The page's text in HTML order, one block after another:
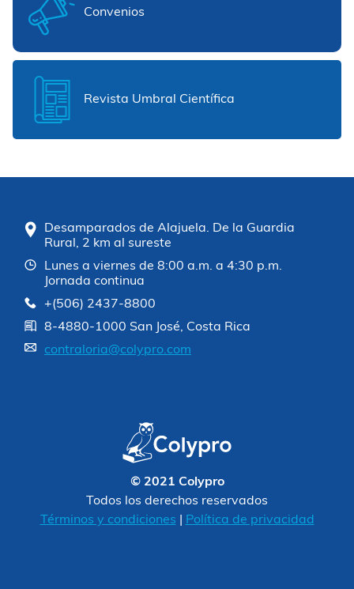
Convenios
Revista Umbral Científica
Desamparados de Alajuela. De la Guardia
Rural, 2 km al sureste
Lunes a viernes de 8:00 a.m. a 4:30 p.m.
Jornada continua
+(506) 2437-8800
8-4880-1000 San José, Costa Rica
contraloria@colypro.com
© 2021 Colypro
Todos los derechos reservados
Términos y condiciones
Política de privacidad